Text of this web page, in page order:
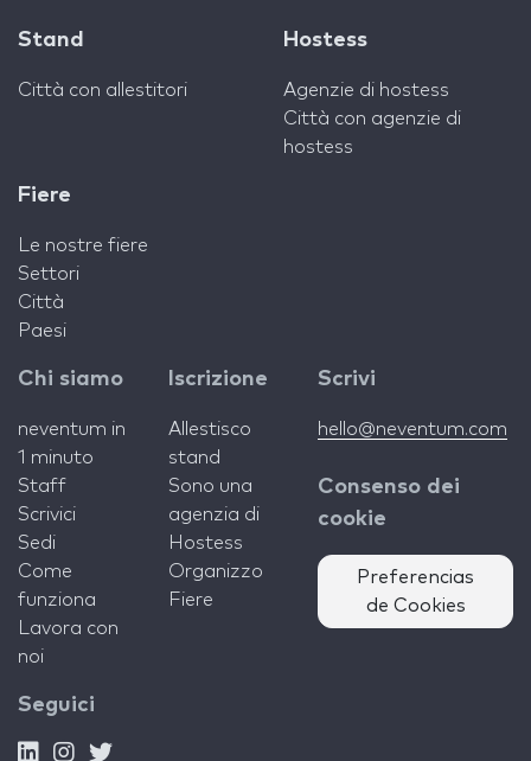
Stand
Città con allestitori
Hostess
Agenzie di hostess
Città con agenzie di
hostess
Fiere
Le nostre fiere
Settori
Città
Paesi
Chi siamo
neventum in
1 minuto
Staff
Scrivici
Sedi
Come
funziona
Lavora con
noi
Iscrizione
Allestisco
stand
Sono una
agenzia di
Hostess
Organizzo
Fiere
Scrivi
hello@neventum.com
Consenso dei
cookie
Preferencias
de Cookies
Seguici